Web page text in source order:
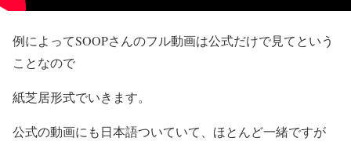
例によってSOOPさんのフル動画は公式だけで見てという
ことなので
紙芝居形式でいきます。
公式の動画にも日本語ついていて、ほとんど一緒ですが